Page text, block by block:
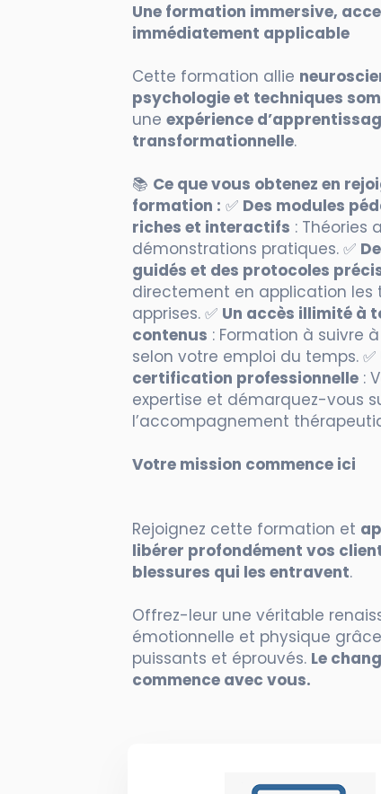
Une formation immersive,
immédiatement applicable
Cette formation allie
psychologie et techniques
une expérience
transformationnelle.
📚 Ce que vous obtenez en
formation : ✅ Des modules
riches et interactifs : Théories
démonstrations pratiques. ✅
guidés et des protocoles
directement en application les
apprises. ✅ Un accès illimité à
contenus : Formation à suivre
selon votre emploi du temps. ✅
certification professionnelle :
expertise et démarquez-vous
l’accompagnement
Votre mission commence ici
Rejoignez cette formation et
libérer profondément vos
blessures qui les entravent.
Offrez-leur une véritable
émotionnelle et physique
puissants et éprouvés. Le
commence avec vous.